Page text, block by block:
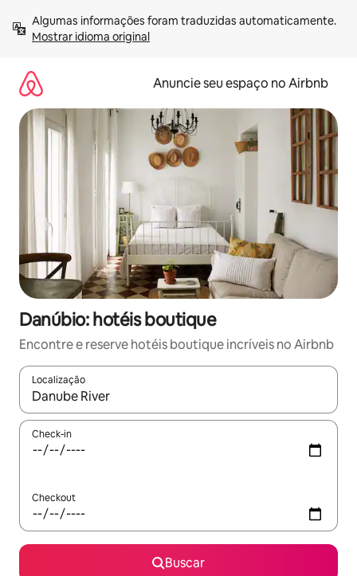
para
Mostrar idioma original
Anuncie seu espaço no Airbnb
Danúbio: hotéis boutique
Encontre e reserve hotéis boutique incríveis no Airbnb
Localização
Quando os resultados estiverem disponíveis, explore-os
Check-in
Checkout
Buscar